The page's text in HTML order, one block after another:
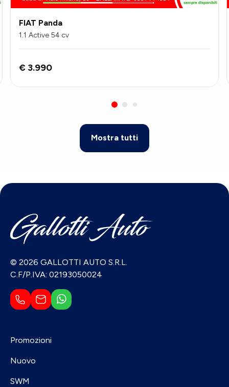
FIAT Panda
1.1 Active 54 cv
€ 3.990
Mostra tutti
© 2026 GALLOTTI AUTO S.R.L.
C.F/P.IVA: 02193050024
Promozioni
Nuovo
SWM